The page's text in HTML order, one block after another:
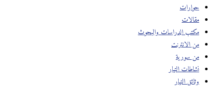
حوارات
مقالات
مكتب الدراسات والبحوث
من الانترنت
من سورية
نشاطات التيار
وثائق التيار